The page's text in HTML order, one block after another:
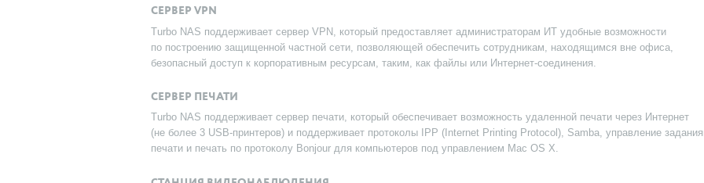
СЕРВЕР VPN
Turbo NAS поддерживает сервер VPN, который предоставляет администраторам ИТ удобные возможности
по построению защищенной частной сети, позволяющей обеспечить сотрудникам, находящимся вне офиса,
безопасный доступ к корпоративным ресурсам, таким, как файлы или Интернет-соединения.
СЕРВЕР ПЕЧАТИ
Turbo NAS поддерживает сервер печати, который обеспечивает возможность удаленной печати через Интернет
(не более 3 USB-принтеров) и поддерживает протоколы IPP (Internet Printing Protocol), Samba, управление
печати и печать по протоколу Bonjour для компьютеров под управлением Mac OS X.